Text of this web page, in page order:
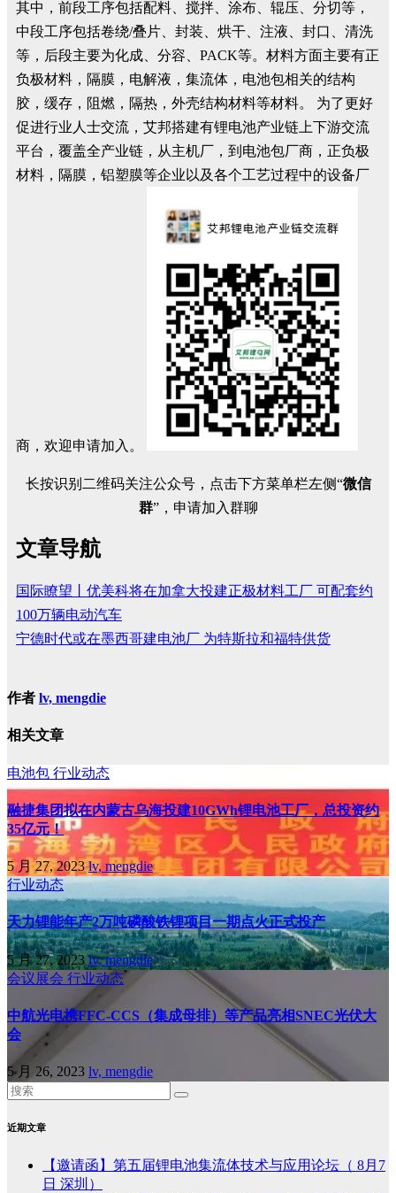
其中，前段工序包括配料、搅拌、涂布、辊压、分切等，
中段工序包括卷绕/叠片、封装、烘干、注液、封口、清洗
等，后段主要为化成、分容、PACK等。材料方面主要有正
负极材料，隔膜，电解液，集流体，电池包相关的结构
胶，缓存，阻燃，隔热，外壳结构材料等材料。 为了更好
促进行业人士交流，艾邦搭建有锂电池产业链上下游交流
平台，覆盖全产业链，从主机厂，到电池包厂商，正负极
材料，隔膜，铝塑膜等企业以及各个工艺过程中的设备厂
商，欢迎申请加入。
长按识别二维码关注公众号，点击下方菜单栏左侧“微信
群”，申请加入群聊
文章导航
国际瞭望丨优美科将在加拿大投建正极材料工厂 可配套约
100万辆电动汽车
宁德时代或在墨西哥建电池厂 为特斯拉和福特供货
作者 lv, mengdie
相关文章
电池包 行业动态
融捷集团拟在内蒙古乌海投建10GWh锂电池工厂，总投资约
35亿元！
5 月 27, 2023lv, mengdie
行业动态
天力锂能年产2万吨磷酸铁锂项目一期点火正式投产
5 月 27, 2023lv, mengdie
会议展会 行业动态
中航光电携FFC-CCS（集成母排）等产品亮相SNEC光伏大
会
5 月 26, 2023 lv, mengdie
近期文章
【邀请函】第五届锂电池集流体技术与应用论坛（ 8月7
日 深圳）